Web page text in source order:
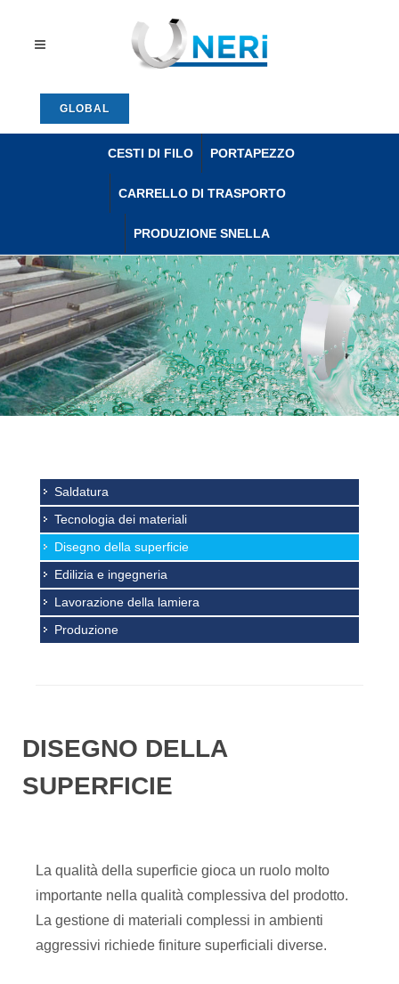
GLOBAL
CESTI DI FILO PORTAPEZZO
CARRELLO DI TRASPORTO
PRODUZIONE SNELLA
Saldatura
Tecnologia dei materiali
Disegno della superficie
Edilizia e ingegneria
Lavorazione della lamiera
Produzione
DISEGNO DELLA
SUPERFICIE
La qualità della superficie gioca un ruolo molto
importante nella qualità complessiva del prodotto.
La gestione di materiali complessi in ambienti
aggressivi richiede finiture superficiali diverse.